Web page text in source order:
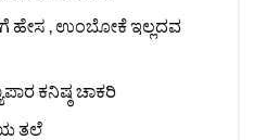
ಹೇಸ , ಉಂಬೋಕೆ ಇಲ್ಲದವ
ಕನಿಷ್ಠ ಚಾಕರಿ
ತಲೆ